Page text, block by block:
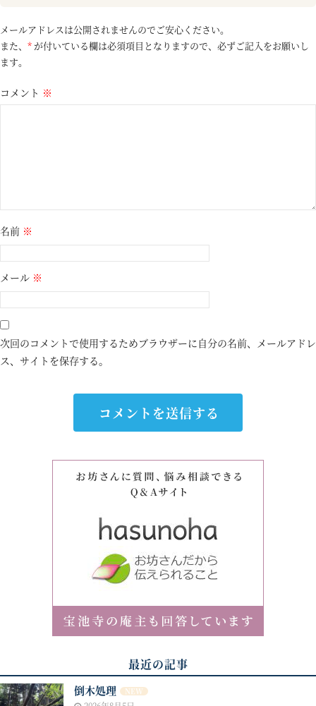
メールアドレスは公開されませんのでご安心ください。
また、 * が付いている欄は必須項目となりますので、必ずご記入をお願いし
ます。
コメント ※
名前 ※
メール ※
次回のコメントで使用するためブラウザーに自分の名前、メールアドレ
ス、サイトを保存する。
最近の記事
倒木処理 NEW